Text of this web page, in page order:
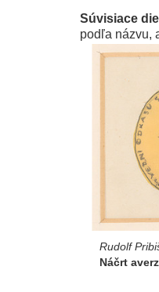
Súvisiace
podľa názvu,
Rudolf
Náčrt